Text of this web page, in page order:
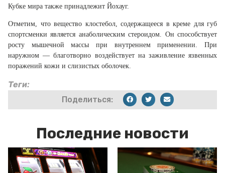
Кубке мира также принадлежит Йохауг.
Отметим, что вещество клостебол, содержащееся в креме для губ
спортсменки является анаболическим стероидом. Он способствует
росту мышечной массы при внутреннем применении. При
наружном — благотворно воздействует на заживление язвенных
поражений кожи и слизистых оболочек.
Теги:
Поделиться:
Последние новости